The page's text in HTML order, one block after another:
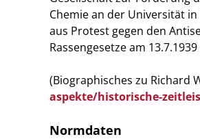
Chemie an der Universität
aus Protest gegen den
Rassengesetze am
(Biographisches zu Richard
aspekte/historische-
Normdaten